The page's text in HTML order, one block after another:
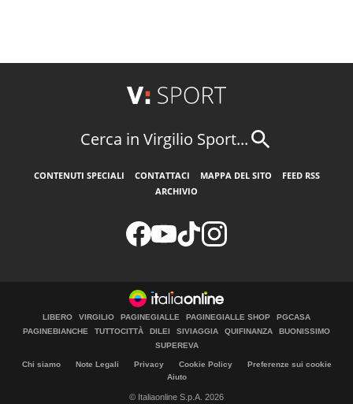
Cerca in Virgilio Sport...
CONTENUTI SPECIALI CONTATTACI MAPPA DEL SITO
FEED RSS
ARCHIVIO
LIBERO VIRGILIO PAGINEGIALLE PAGINEGIALLE SHOP
PGCASA
PAGINEBIANCHE
TUTTOCITTÀ DILEI SIVIAGGIA QUIFINANZA
BUONISSIMO
SUPEREVA
Chi siamo Note Legali Privacy Cookie Policy
Preferenze sui cookie
Aiuto
© Italiaonline S.p.A. 2026